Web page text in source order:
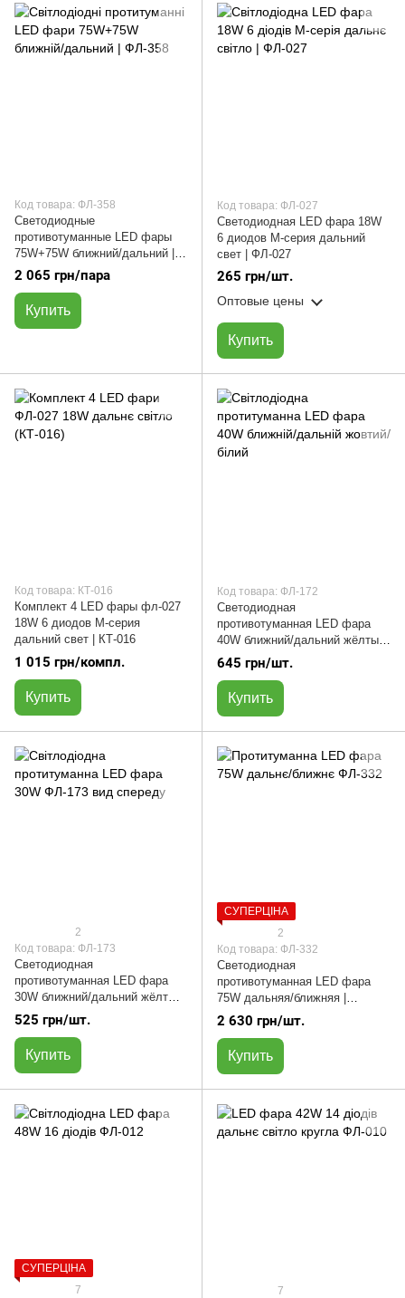
Код товара: ФЛ-358
Светодиодные
противотуманные LED фары
75W+75W ближний/дальний |
белый/белый | ФЛ-358
2 065 грн/пара
Купить
Код товара: ФЛ-027
Светодиодная LED фара 18W
6 диодов M-серия дальний
свет | ФЛ-027
265 грн/шт.
Оптовые цены
Купить
Код товара: КТ-016
Комплект 4 LED фары фл-027
18W 6 диодов M-серия
дальний свет | КТ-016
1 015 грн/компл.
Купить
Код товара: ФЛ-172
Светодиодная
противотуманная LED фара
40W ближний/дальний жёлтый
/ белый | ФЛ-172
645 грн/шт.
Купить
2
Код товара: ФЛ-173
Светодиодная
противотуманная LED фара
30W ближний/дальний жёлтый
/ белый | ФЛ-173
525 грн/шт.
Купить
СУПЕРЦІНА
2
Код товара: ФЛ-332
Светодиодная
противотуманная LED фара
75W дальняя/ближняя |
функции поворота и ДХВ |
2 630 грн/шт.
Купить
СУПЕРЦІНА
7
7